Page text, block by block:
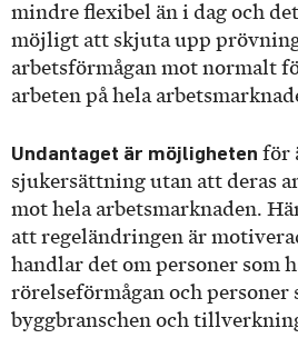
mindre flexibel än i dag och
möjligt att skjuta upp
arbetsförmågan mot normalt
arbeten på hela
Undantaget är möjligheten för
sjukersättning utan att deras
mot hela arbetsmarknaden.
att regeländringen är
handlar det om personer som
rörelseförmågan och personer
byggbranschen och